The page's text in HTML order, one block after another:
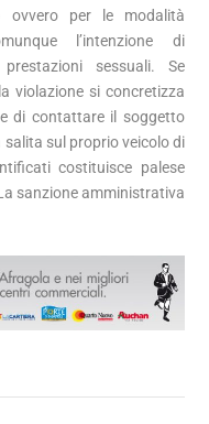
ovvero per le modalità
l’intenzione di
sessuali. Se
violazione si concretizza
di contattare il soggetto
sul proprio veicolo di
costituisce palese
sanzione amministrativa